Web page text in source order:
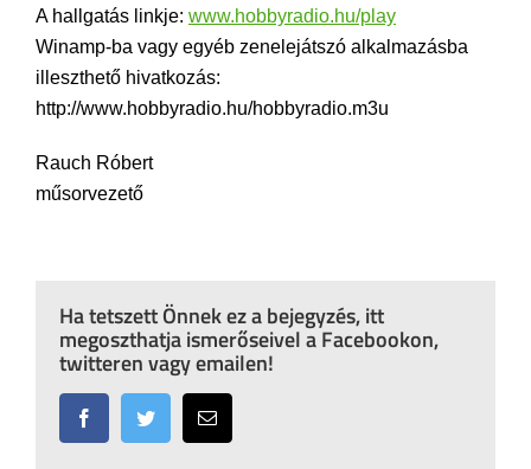
A hallgatás linkje: www.hobbyradio.hu/play
Winamp-ba vagy egyéb zenelejátszó alkalmazásba
illeszthető hivatkozás:
http://www.hobbyradio.hu/hobbyradio.m3u
Rauch Róbert
műsorvezető
Ha tetszett Önnek ez a bejegyzés, itt
megoszthatja ismerőseivel a Facebookon,
twitteren vagy emailen!
FacebookTwitter Email: